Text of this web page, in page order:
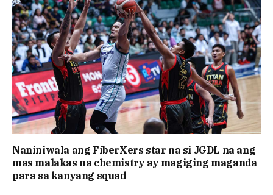
Naniniwala ang FiberXers star na si JGDL na ang
mas malakas na chemistry ay magiging maganda
para sa kanyang squad